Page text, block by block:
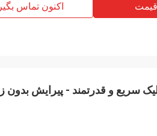
قیمت اکنون تماس
سریع و قدرتمند - پیرایش بدون